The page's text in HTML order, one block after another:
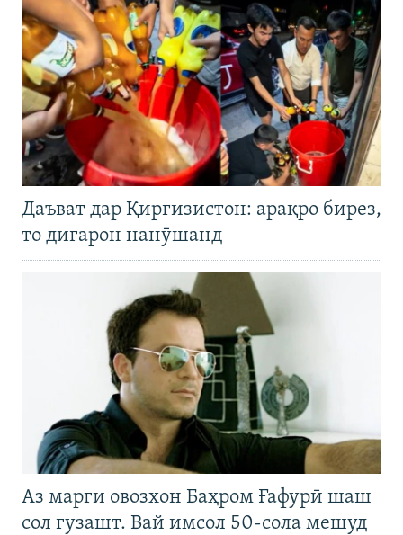
Даъват дар Қирғизистон: арақро бирез,
то дигарон нанӯшанд
Аз марги овозхон Баҳром Ғафурӣ шаш
сол гузашт. Вай имсол 50-сола мешуд